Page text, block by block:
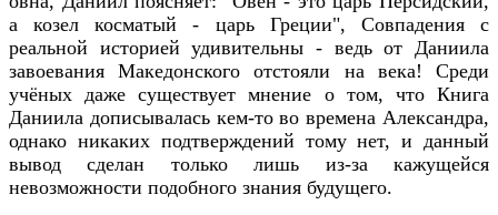
а козел косматый - царь Греции", Совпадения с
реальной историей удивительны - ведь от Даниила
завоевания Македонского отстояли на века! Среди
учёных даже существует мнение о том, что Книга
Даниила дописывалась кем-то во времена Александра,
однако никаких подтверждений тому нет, и данный
вывод сделан только лишь из-за кажущейся
невозможности подобного знания будущего.